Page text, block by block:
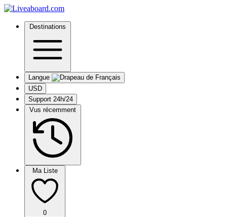
Destinations
Langue
USD
Support 24h/24
Vus récemment
Ma Liste
0